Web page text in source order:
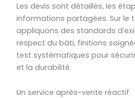
Les devis sont détaillés, les
informations partagées. Sur le
appliquons des standards
respect du bâti, finitions
test systématiques pour
et la durabilité.
Un service après-vente réactif